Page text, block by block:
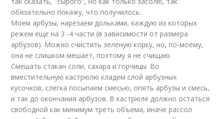
обязательно покажу, что получилось.
Моем арбузы, нарезаем дольками, каждую из которых
режем еще на 3 -4 части (в зависимости от размера
арбузов). Можно счистить зеленую корку, но, по-моему,
она не слишком мешает, поэтому я не счищаю.
Смешать стакан соли, сахара и горчицы. Во
вместительную кастрюлю кладем слой арбузных
кусочков, слегка посыпаем смесью, опять арбузы и смесь,
и так до окончания арбузов. В кастрюле должно остаться
свободной как минимум треть объема, иначе рассол